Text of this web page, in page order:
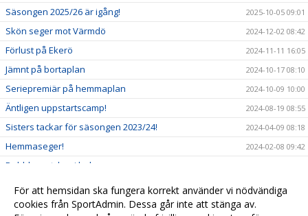
Säsongen 2025/26 är igång! 2025-10-05 09:01
Skön seger mot Värmdö 2024-12-02 08:42
Förlust på Ekerö 2024-11-11 16:05
Jämnt på bortaplan 2024-10-17 08:10
Seriepremiär på hemmaplan 2024-10-09 10:00
Äntligen uppstartscamp! 2024-08-19 08:55
Sisters tackar för säsongen 2023/24! 2024-04-09 08:18
Hemmaseger! 2024-02-08 09:42
Dubbla matcher i helgen
Bra start på helgen med hemmaseger! 2024-01-20 14:09
Tufft i Haninge 2024-01-15 16:46
För att hemsidan ska fungera korrekt använder vi nödvändiga
cookies från SportAdmin. Dessa går inte att stänga av.